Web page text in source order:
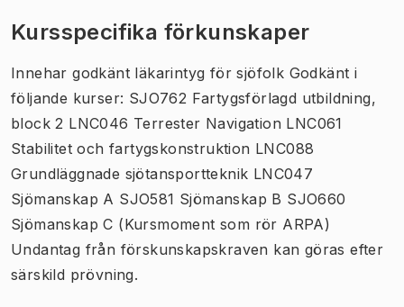
Kursspecifika förkunskaper
Innehar godkänt läkarintyg för sjöfolk Godkänt i
följande kurser: SJO762 Fartygsförlagd utbildning,
block 2 LNC046 Terrester Navigation LNC061
Stabilitet och fartygskonstruktion LNC088
Grundläggnade sjötansportteknik LNC047
Sjömanskap A SJO581 Sjömanskap B SJO660
Sjömanskap C (Kursmoment som rör ARPA)
Undantag från förskunskapskraven kan göras efter
särskild prövning.